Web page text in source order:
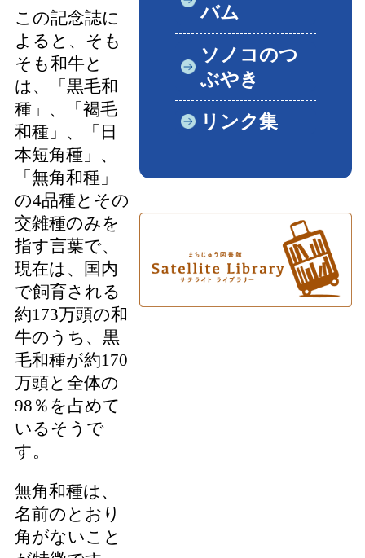
この記念誌に
よると、そも
そも和牛と
は、「黒毛和
種」、「褐毛
和種」、「日
本短角種」、
「無角和種」
の4品種とその
交雑種のみを
指す言葉で、
現在は、国内
で飼育される
約173万頭の和
牛のうち、黒
毛和種が約170
万頭と全体の
98％を占めて
いるそうで
す。
無角和種は、
名前のとおり
角がないこと
バム
ソノコのつ
ぶやき
リンク集